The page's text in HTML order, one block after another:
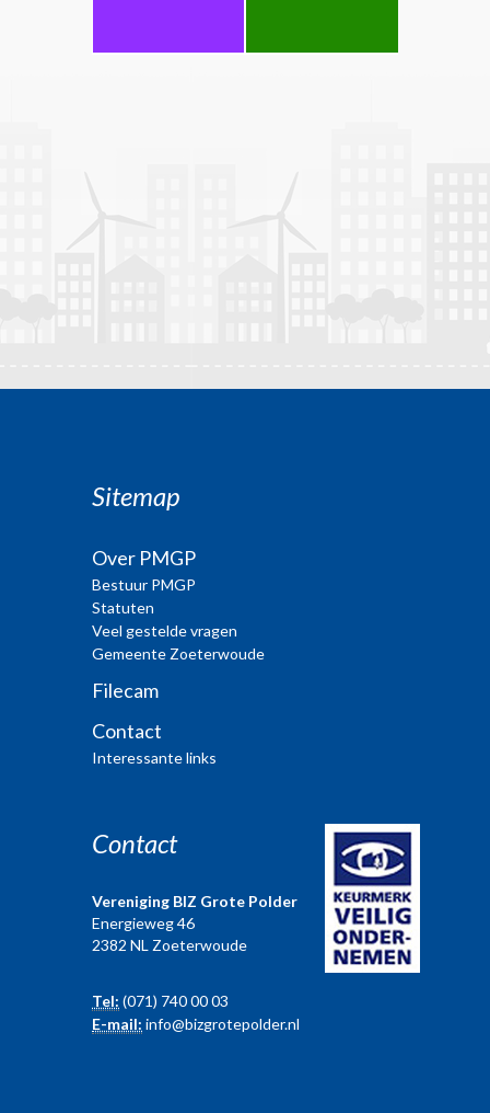
Sitemap
Over PMGP
Bestuur PMGP
Statuten
Veel gestelde vragen
Gemeente Zoeterwoude
Filecam
Contact
Interessante links
Contact
Vereniging BIZ Grote Polder
Energieweg 46
2382 NL Zoeterwoude
Tel: (071) 740 00 03
E-mail: info@bizgrotepolder.nl